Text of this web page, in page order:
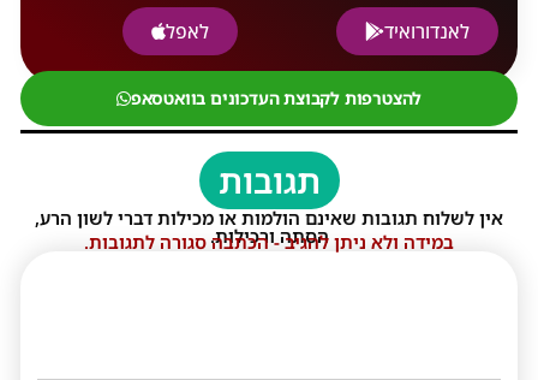
לאנדורואיד
לאפל
להצטרפות לקבוצת העדכונים בוואטסאפ
תגובות
אין לשלוח תגובות שאינם הולמות או מכילות דברי לשון הרע,
הסתה ורכילות.
במידה ולא ניתן להגיב - הכתבה סגורה לתגובות.